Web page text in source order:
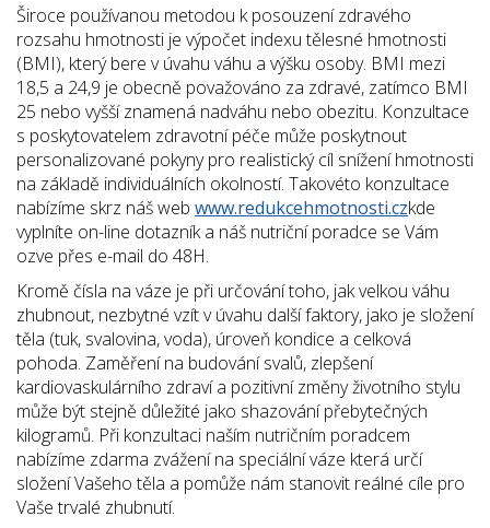
Široce používanou metodou k posouzení zdravého
rozsahu hmotnosti je výpočet indexu tělesné hmotnosti
(BMI), který bere v úvahu váhu a výšku osoby. BMI mezi
18,5 a 24,9 je obecně považováno za zdravé, zatímco BMI
25 nebo vyšší znamená nadváhu nebo obezitu. Konzultace
s poskytovatelem zdravotní péče může poskytnout
personalizované pokyny pro realistický cíl snížení hmotnosti
na základě individuálních okolností. Takovéto konzultace
nabízíme skrz náš web www.redukcehmotnosti.czkde
vyplníte on-line dotazník a náš nutriční poradce se Vám
ozve přes e-mail do 48H.
Kromě čísla na váze je při určování toho, jak velkou váhu
zhubnout, nezbytné vzít v úvahu další faktory, jako je složení
těla (tuk, svalovina, voda), úroveň kondice a celková
pohoda. Zaměření na budování svalů, zlepšení
kardiovaskulárního zdraví a pozitivní změny životního stylu
může být stejně důležité jako shazování přebytečných
kilogramů. Při konzultaci naším nutričním poradcem
nabízíme zdarma zvážení na speciální váze která určí
složení Vašeho těla a pomůže nám stanovit reálné cíle pro
Vaše trvalé zhubnutí.